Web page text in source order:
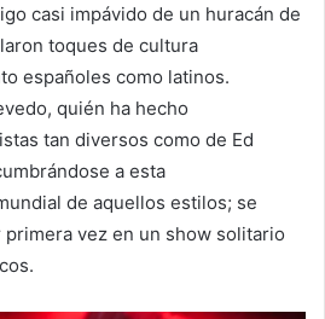
casi impávido de un huracán de
toques de cultura
españoles como latinos.
quién ha hecho
tan diversos como de Ed
a esta
de aquellos estilos; se
vez en un show solitario